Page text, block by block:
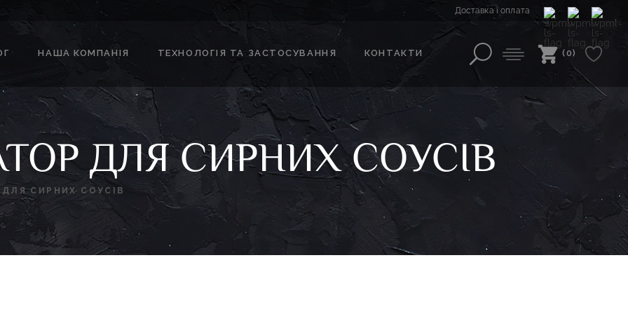
Доставка і оплата
НАША КОМПАНІЯ ТЕХНОЛОГІЯ ТА ЗАСТОСУВАННЯ КОНТАКТИ (0)
ДЛЯ СИРНИХ СОУСІВ
СИРНИХ СОУСІВ